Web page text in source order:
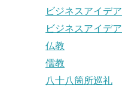
ビジネスアイデア
ビジネスアイデア
仏教
儒教
八十八箇所巡礼